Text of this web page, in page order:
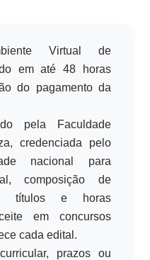
Virtual de
em até 48 horas
do pagamento da
pela Faculdade
credenciada pelo
nacional para
composição de
títulos e horas
em concursos
cada edital.
prazos ou